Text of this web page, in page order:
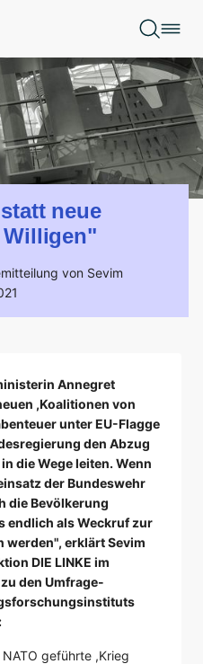
neue
von Sevim
Annegret
,Koalitionen von
unter EU-Flagge
den Abzug
die Wege leiten. Wenn
der Bundeswehr
die Bevölkerung
endlich als Weckruf zur
erklärt Sevim
DIE LINKE im
den Umfrage-
geführte ,Krieg